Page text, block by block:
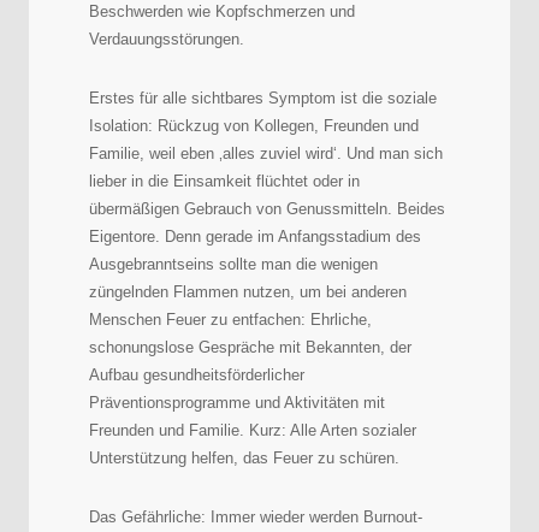
Beschwerden wie Kopfschmerzen und
Verdauungsstörungen.
Erstes für alle sichtbares Symptom ist die soziale
Isolation: Rückzug von Kollegen, Freunden und
Familie, weil eben ‚alles zuviel wird‘. Und man sich
lieber in die Einsamkeit flüchtet oder in
übermäßigen Gebrauch von Genussmitteln. Beides
Eigentore. Denn gerade im Anfangsstadium des
Ausgebranntseins sollte man die wenigen
züngelnden Flammen nutzen, um bei anderen
Menschen Feuer zu entfachen: Ehrliche,
schonungslose Gespräche mit Bekannten, der
Aufbau gesundheitsförderlicher
Präventionsprogramme und Aktivitäten mit
Freunden und Familie. Kurz: Alle Arten sozialer
Unterstützung helfen, das Feuer zu schüren.
Das Gefährliche: Immer wieder werden Burnout-